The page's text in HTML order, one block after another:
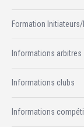
Formation Initiateurs/
Informations arbitres
Informations clubs
Informations